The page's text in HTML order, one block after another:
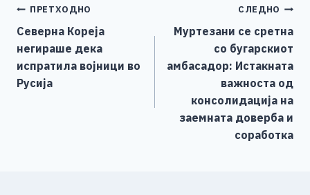
b
o
o
k
n
g
er p
Li
n
k
Навигација
на
напис
ПРЕТХОДНО
Северна Кореја
негираше дека
испратила војници во
Русија
СЛЕДНО
Муртезани се сретна
со бугарскиот
амбасадор: Истакната
важноста од
консолидација на
заемната доверба и
соработка